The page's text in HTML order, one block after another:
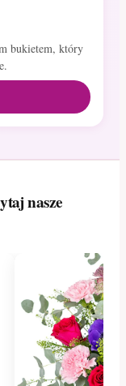
bukietem, który
nasze